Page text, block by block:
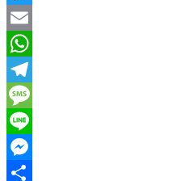
Twitter
Email
WhatsApp
Telegram
Message
Line
Messenger